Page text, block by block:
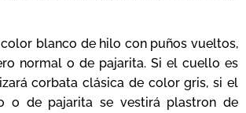
color blanco de hilo con puños vueltos,
normal o de pajarita. Si el cuello es
corbata clásica de color gris, si el
o de pajarita se vestirá plastron de